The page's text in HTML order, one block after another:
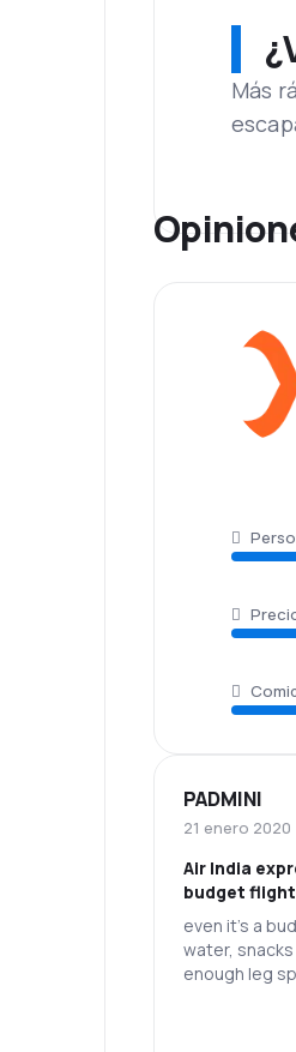
Más
PADMINI
21 enero 2020
Air India
budget
even it’s a
water,
enough leg